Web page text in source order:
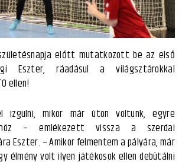
előtt mutatkozott be az első
Eszter, ráadásul a világsztárokkal
ellen!
izgulni, mikor már úton voltunk, egyre
– emlékezett vissza a szerdai
Eszter. – Amikor felmentem a pályára, már
élmény volt ilyen játékosok ellen debütálni